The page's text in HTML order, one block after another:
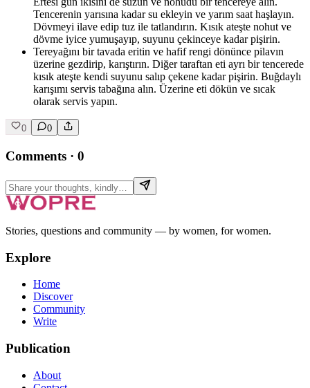
Tencerenin yarısına kadar su ekleyin ve yarım saat haşlayın.
Dövmeyi ilave edip tuz ile tatlandırın. Kısık ateşte nohut ve
dövme iyice yumuşayıp, suyunu çekinceye kadar pişirin.
Tereyağını bir tavada eritin ve hafif rengi dönünce pilavın
üzerine gezdirip, karıştırın. Diğer taraftan eti ayrı bir tencerede
kısık ateşte kendi suyunu salıp çekene kadar pişirin. Buğdaylı
karışımı servis tabağına alın. Üzerine eti dökün ve sıcak
olarak servis yapın.
0 0
Comments · 0
Stories, questions and community — by women, for women.
Explore
Home
Discover
Community
Write
Publication
About